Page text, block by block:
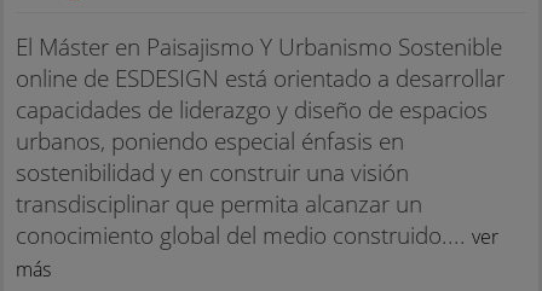
El Máster en Paisajismo Y Urbanismo Sostenible
online de ESDESIGN está orientado a desarrollar
capacidades de liderazgo y diseño de espacios
urbanos, poniendo especial énfasis en
sostenibilidad y en construir una visión
transdisciplinar que permita alcanzar un
conocimiento global del medio construido.... ver
más